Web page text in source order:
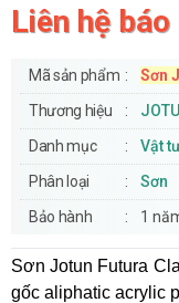
Liên hệ
Mã sản phẩm
Sơn
Thương hiệu
Danh mục
Vật
Phân loại
Sơn
Bảo hành
1
Sơn Jotun Futura
gốc aliphatic acrylic